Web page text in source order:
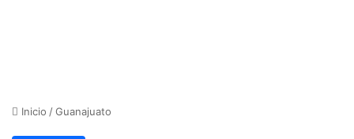
Inicio /Guanajuato